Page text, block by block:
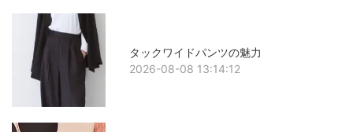
タックワイドパンツの魅力
2026-08-08 13:14:12